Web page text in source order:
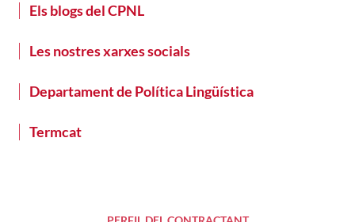
Els blogs del CPNL
Les nostres xarxes socials
Departament de Política Lingüística
Termcat